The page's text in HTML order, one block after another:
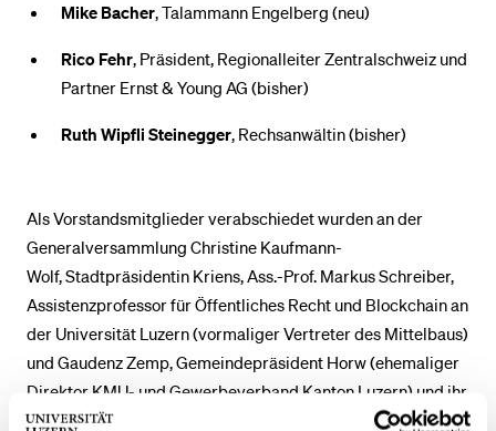
Mike Bacher, Talammann Engelberg (neu)
Rico Fehr, Präsident, Regionalleiter Zentralschweiz und
Partner Ernst & Young AG (bisher)
Ruth Wipfli Steinegger, Rechsanwältin (bisher)
Als Vorstandsmitglieder verabschiedet wurden an der
Generalversammlung Christine Kaufmann-
Wolf, Stadtpräsidentin Kriens, Ass.-Prof. Markus Schreiber,
Assistenzprofessor für Öffentliches Recht und Blockchain an
der Universität Luzern (vormaliger Vertreter des Mittelbaus)
und Gaudenz Zemp, Gemeindepräsident Horw (ehemaliger
Direktor KMU- und Gewerbeverband Kanton Luzern) und ihr
Engagement zugunsten des Vereins und der Universität